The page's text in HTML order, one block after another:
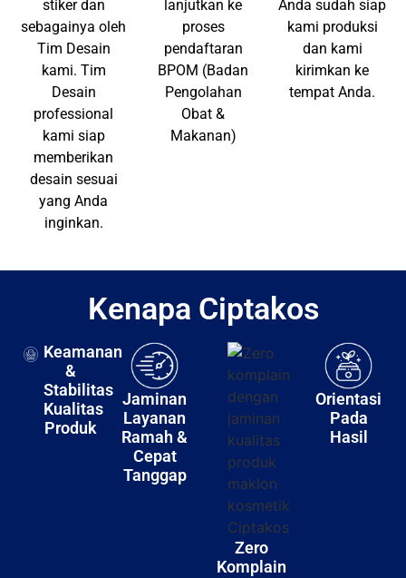
Desain inner box,
stiker dan
sebagainya oleh
Tim Desain
kami. Tim
Desain
professional
kami siap
memberikan
desain sesuai
yang Anda
segera kami
lanjutkan ke
proses
pendaftaran
BPOM (Badan
Pengolahan
Obat &
produk impian
Anda sudah siap
kami produksi
dan kami
kirimkan ke
Kenapa Ciptakos
Keamanan
&
Stabilitas
Kualitas
Jaminan
Layanan
Ramah &
Cepat
Zero
Orientasi
Pada